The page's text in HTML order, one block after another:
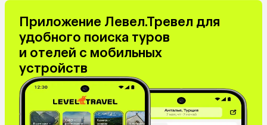
Израиль
Гонконг
Венесуэла
Саудовская Аравия
Бахрейн
Куба
Греция
Италия
Испания
Венгрия
Болгария
Приложение Левел.Тревел для
удобного поиска туров
и отелей с мобильных
устройств